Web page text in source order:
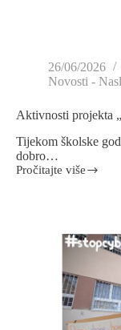
26/06/2026
Novosti -
Aktivnosti projekta
Tijekom školske
dobro…
Pročitajte više